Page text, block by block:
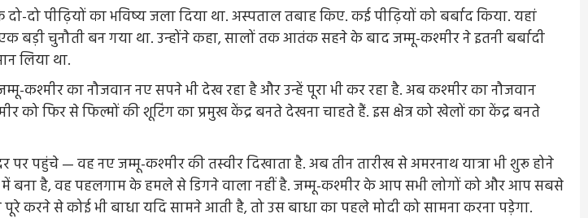
पीढ़ियों का भविष्य जला दिया था. अस्पताल तबाह किए. कई पीढ़ियों को बर्बाद किया. यहां
चुनौती बन गया था. उन्होंने कहा, सालों तक आतंक सहने के बाद जम्मू-कश्मीर ने इतनी बर्बादी
लिया था.
का नौजवान नए सपने भी देख रहा है और उन्हें पूरा भी कर रहा है. अब कश्मीर का नौजवान
को फिर से फिल्मों की शूटिंग का प्रमुख केंद्र बनते देखना चाहते हैं. इस क्षेत्र को खेलों का केंद्र बनते
पहुंचे — वह नए जम्मू-कश्मीर की तस्वीर दिखाता है. अब तीन तारीख से अमरनाथ यात्रा भी शुरू होने
में बना है, वह पहलगाम के हमले से डिगने वाला नहीं है. जम्मू-कश्मीर के आप सभी लोगों को और आप सबसे
करने से कोई भी बाधा यदि सामने आती है, तो उस बाधा का पहले मोदी को सामना करना पड़ेगा.